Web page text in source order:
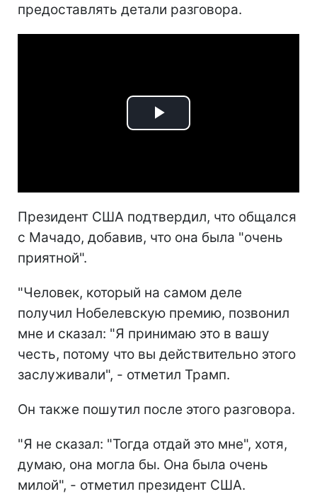
предоставлять детали разговора.
Play
Президент США подтвердил, что общался
с Мачадо, добавив, что она была "очень
приятной".
"Человек, который на самом деле
получил Нобелевскую премию, позвонил
мне и сказал: "Я принимаю это в вашу
честь, потому что вы действительно этого
заслуживали", - отметил Трамп.
Он также пошутил после этого разговора.
"Я не сказал: "Тогда отдай это мне", хотя,
думаю, она могла бы. Она была очень
милой", - отметил президент США.